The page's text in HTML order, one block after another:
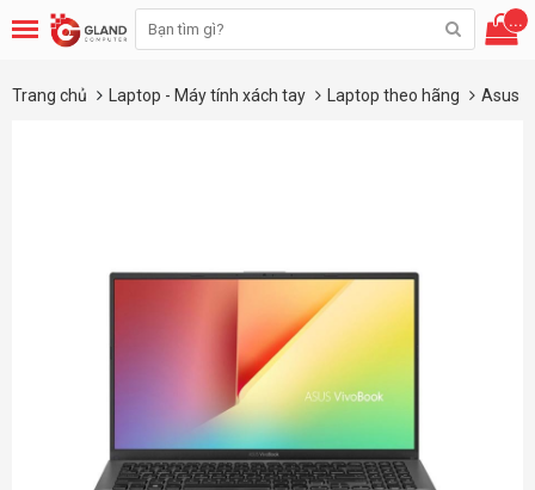
...
Trang chủ Laptop - Máy tính xách tay Laptop theo hãng Asus